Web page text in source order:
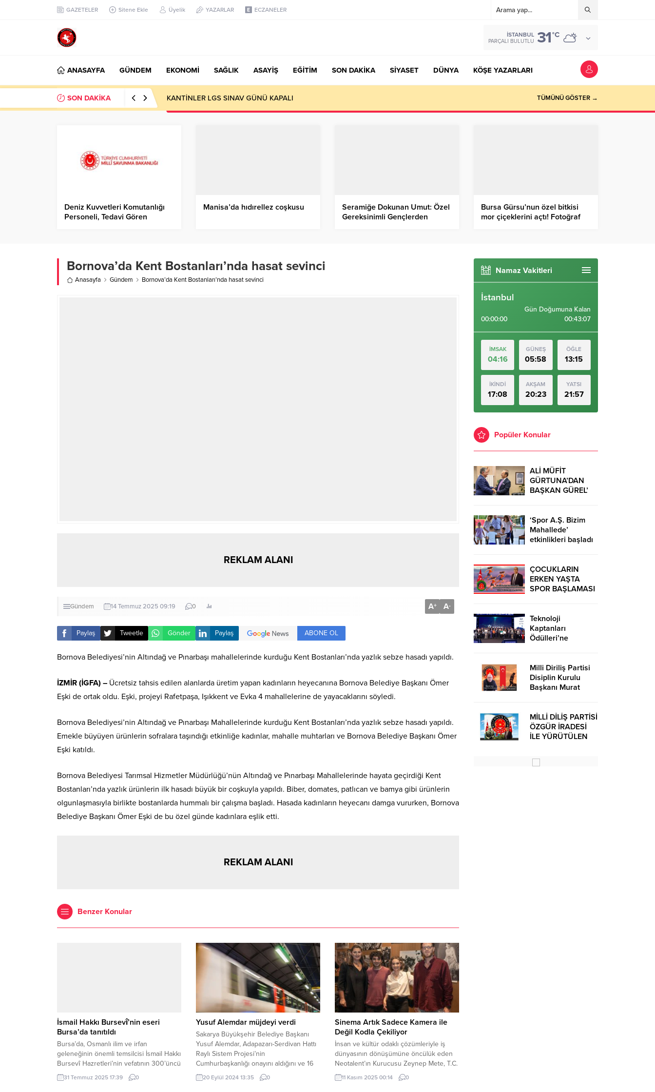
GAZETELER Sitene Ekle Üyelik YAZARLAR ECZANELER
İSTANBUL
PARÇALI BULUTLU 31°C
ANASAYFA GÜNDEM EKONOMİ SAĞLIK ASAYİŞ EĞİTİM SON DAKİKA SİYASET DÜNYA KÖŞE YAZARLARI
SON DAKİKA KANTİNLER LGS SINAV GÜNÜ KAPALI TÜMÜNÜ GÖSTER →
Deniz Kuvvetleri Komutanlığı
Personeli, Tedavi Gören
Manisa’da hıdırellez coşkusu
Seramiğe Dokunan Umut: Özel
Gereksinimli Gençlerden
Bursa Gürsu’nun özel bitkisi
mor çiçeklerini açtı! Fotoğraf
Bornova’da Kent Bostanları’nda hasat sevinci
Anasayfa Gündem Bornova’da Kent Bostanları’nda hasat sevinci
REKLAM ALANI
Gündem 14 Temmuz 2025 09:19 0 A+ A-
Paylaş Tweetle Gönder Paylaş ABONE OL
Bornova Belediyesi’nin Altındağ ve Pınarbaşı mahallelerinde kurduğu Kent Bostanları’nda yazlık sebze hasadı yapıldı.
İZMİR (İGFA) – Ücretsiz tahsis edilen alanlarda üretim yapan kadınların heyecanına Bornova Belediye Başkanı Ömer
Eşki de ortak oldu. Eşki, projeyi Rafetpaşa, Işıkkent ve Evka 4 mahallelerine de yayacaklarını söyledi.
Bornova Belediyesi’nin Altındağ ve Pınarbaşı Mahallelerinde kurduğu Kent Bostanları’nda yazlık sebze hasadı yapıldı.
Emekle büyüyen ürünlerin sofralara taşındığı etkinliğe kadınlar, mahalle muhtarları ve Bornova Belediye Başkanı Ömer
Eşki katıldı.
Bornova Belediyesi Tarımsal Hizmetler Müdürlüğü’nün Altındağ ve Pınarbaşı Mahallelerinde hayata geçirdiği Kent
Bostanları’nda yazlık ürünlerin ilk hasadı büyük bir coşkuyla yapıldı. Biber, domates, patlıcan ve bamya gibi ürünlerin
olgunlaşmasıyla birlikte bostanlarda hummalı bir çalışma başladı. Hasada kadınların heyecanı damga vururken, Bornova
Belediye Başkanı Ömer Eşki de bu özel günde kadınlara eşlik etti.
REKLAM ALANI
Benzer Konular
İsmail Hakkı Bursevî’nin eseri
Bursa’da tanıtıldı
Bursa’da, Osmanlı ilim ve irfan
geleneğinin önemli temsilcisi İsmail Hakkı
Bursevî Hazretleri’nin vefatının 300’üncü
yılında, Sübhatü’s-Sâlikîn adlı eseri ilim
dünyasıyla buluştu. Kültür ve Turizm
31 Temmuz 2025 17:39 0
Yusuf Alemdar müjdeyi verdi
Sakarya Büyükşehir Belediye Başkanı
Yusuf Alemdar, Adapazarı-Serdivan Hattı
Raylı Sistem Projesi’nin
Cumhurbaşkanlığı onayını aldığını ve 16
Ekim’de ihaleye çıkılacağını müjdeleyerek
projeyle ilgili detayları paylaştı. Alemdar,
20 Eylül 2024 13:35 0
Sinema Artık Sadece Kamera ile
Değil Kodla Çekiliyor
İnsan ve kültür odaklı çözümleriyle iş
dünyasının dönüşümüne öncülük eden
Neotalent’ın Kurucusu Zeynep Mete, T.C.
Kültür ve Turizm Bakanlığı Sinema Genel
Müdürlüğü katkılarıyla, Anadolu Kültür,
11 Kasım 2025 00:14 0
Namaz Vakitleri
İstanbul
00:00:00
Gün Doğumuna Kalan
00:43:06
İMSAK
04:16
GÜNEŞ
05:58
ÖĞLE
13:15
İKİNDİ
17:08
AKŞAM
20:23
YATSI
21:57
Popüler Konular
ALİ MÜFİT
GÜRTUNA’DAN
BAŞKAN GÜREL’
‘Spor A.Ş. Bizim
Mahallede’
etkinlikleri başladı
ÇOCUKLARIN
ERKEN YAŞTA
SPOR BAŞLAMASI
UZAK TUTUMUŞ
OLACAKTIR
Teknoloji
Kaptanları
Ödülleri’ne
Milli Diriliş Partisi
Disiplin Kurulu
Başkanı Murat
Basın Açıklaması
MİLLİ DİLİŞ PARTİSİ
ÖZGÜR İRADESİ
İLE YÜRÜTÜLEN
OLUŞUMUDUR